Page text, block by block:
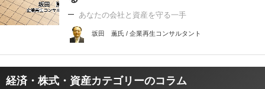
あなたの会社と資産を守る一手
坂田 薫氏 / 企業再生コンサルタント
経済・株式・資産カテゴリーのコラム